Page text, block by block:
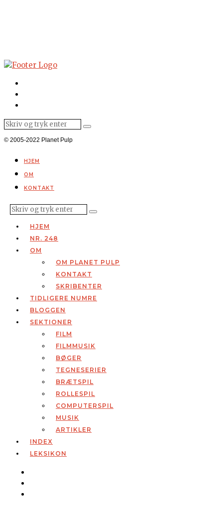
© 2005-2022 Planet Pulp
HJEM
OM
KONTAKT
HJEM
NR. 248
OM
OM PLANET PULP
KONTAKT
SKRIBENTER
TIDLIGERE NUMRE
BLOGGEN
SEKTIONER
FILM
FILMMUSIK
BØGER
TEGNESERIER
BRÆTSPIL
ROLLESPIL
COMPUTERSPIL
MUSIK
ARTIKLER
INDEX
LEKSIKON